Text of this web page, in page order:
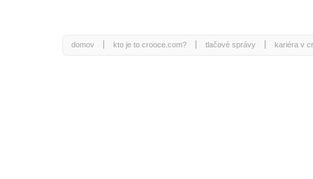
domov kto je to crooce.com? tlačové správy kariéra v